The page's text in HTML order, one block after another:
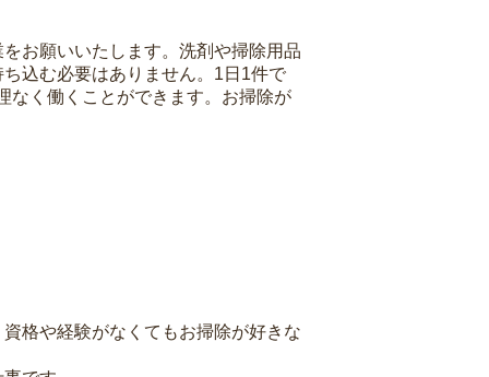
お願いいたします。洗剤や掃除用品
込む必要はありません。1日1件で
なく働くことができます。お掃除が
格や経験がなくてもお掃除が好きな